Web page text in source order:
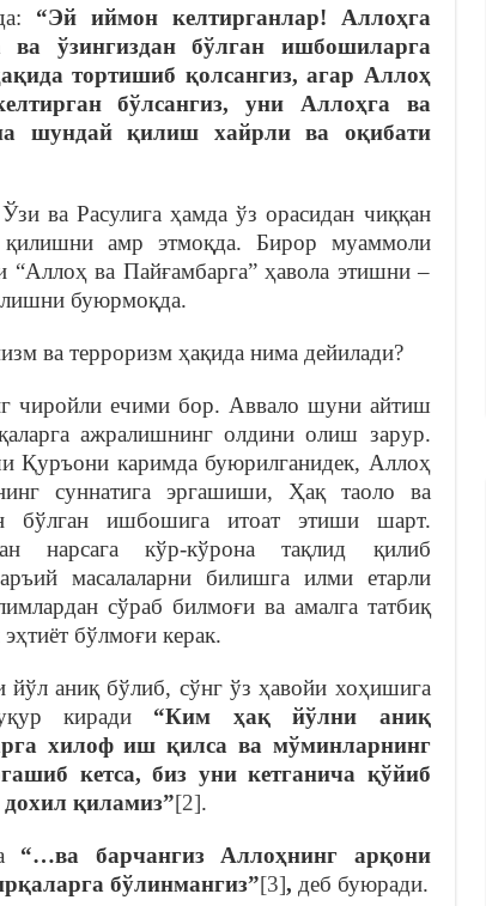
“Эй иймон келтирганлар! Аллоҳга
ва ўзингиздан бўлган ишбошиларга
тортишиб қолсангиз, агар Аллоҳ
бўлсангиз, уни Аллоҳга ва
шундай қилиш хайрли ва оқибати
ва Расулига ҳамда ўз орасидан чиққан
қилишни амр этмоқда. Бирор муаммоли
“Аллоҳ ва Пайғамбарга” ҳавола этишни –
буюрмоқда.
ва терроризм ҳақида нима дейилади?
чиройли ечими бор. Аввало шуни айтиш
ажралишнинг олдини олиш зарур.
Қуръони каримда буюрилганидек, Аллоҳ
суннатига эргашиши, Ҳақ таоло ва
бўлган ишбошига итоат этиши шарт.
нарсага кўр-кўрона тақлид қилиб
масалаларни билишга илми етарли
сўраб билмоғи ва амалга татбиқ
бўлмоғи керак.
аниқ бўлиб, сўнг ўз ҳавойи хоҳишига
киради “Ким ҳақ йўлни аниқ
хилоф иш қилса ва мўминларнинг
кетса, биз уни кетганича қўйиб
қиламиз”[2].
“…ва барчангиз Аллоҳнинг арқони
бўлинмангиз”[3], деб буюради.